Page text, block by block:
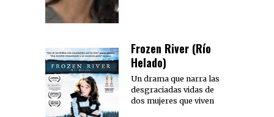
Frozen River (Río
Helado)
Un drama que narra las
desgraciadas vidas de
dos mujeres que viven